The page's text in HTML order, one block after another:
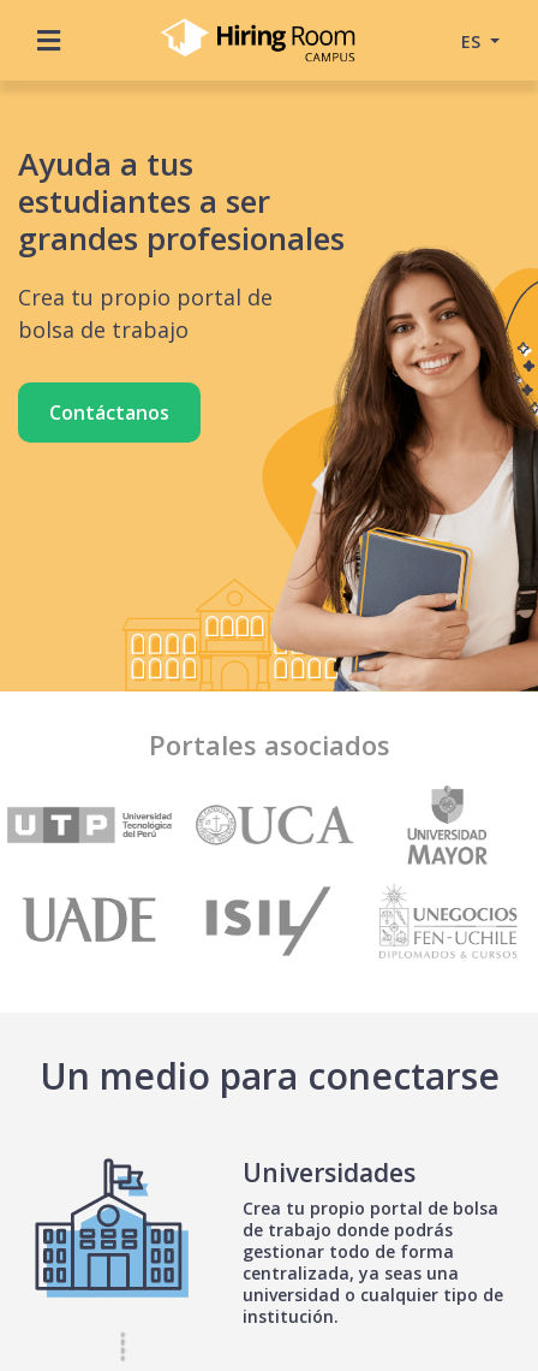
ES
Ayuda a tus
estudiantes a ser
grandes profesionales
Crea tu propio portal de
bolsa de trabajo
Contáctanos
Portales asociados
Un medio para conectarse
Universidades
Crea tu propio portal de bolsa
de trabajo donde podrás
gestionar todo de forma
centralizada, ya seas una
universidad o cualquier tipo de
institución.